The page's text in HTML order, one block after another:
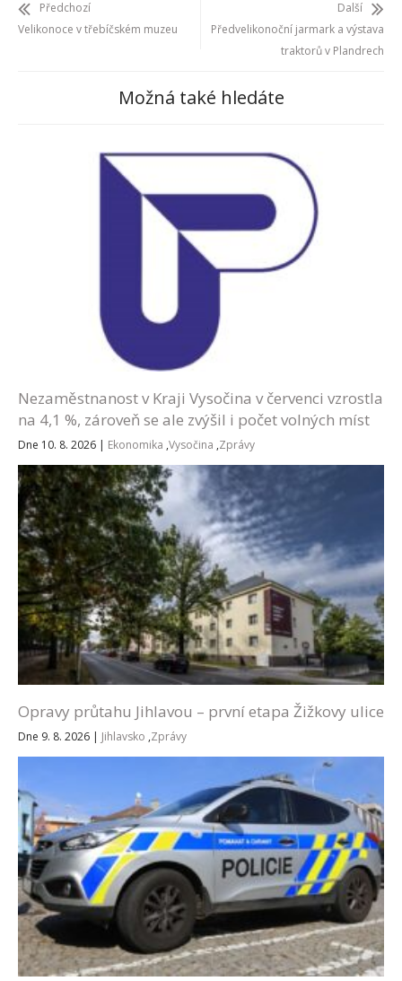
Předchozí
Velikonoce v třebíčském muzeu
Další
Předvelikonoční jarmark a výstava
traktorů v Plandrech
Možná také hledáte
Nezaměstnanost v Kraji Vysočina v červenci vzrostla
na 4,1 %, zároveň se ale zvýšil i počet volných míst
Dne 10. 8. 2026 | Ekonomika ,Vysočina ,Zprávy
Opravy průtahu Jihlavou – první etapa Žižkovy ulice
Dne 9. 8. 2026 | Jihlavsko ,Zprávy